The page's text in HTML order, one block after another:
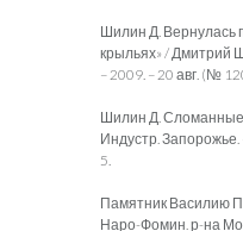
Шилин Д. Вернулась
крыльях» / Дмитрий
– 2009. – 20 авг. (№
Шилин Д.
Индустр. Запорожье.
5.
Памятник Василию
Наро-Фомин. р-на